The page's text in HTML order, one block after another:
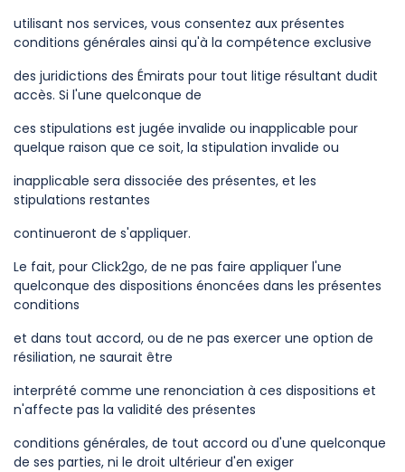
utilisant nos services, vous consentez aux présentes
conditions générales ainsi qu'à la compétence exclusive
des juridictions des Émirats pour tout litige résultant dudit
accès. Si l'une quelconque de
ces stipulations est jugée invalide ou inapplicable pour
quelque raison que ce soit, la stipulation invalide ou
inapplicable sera dissociée des présentes, et les
stipulations restantes
continueront de s'appliquer.
Le fait, pour Click2go, de ne pas faire appliquer l'une
quelconque des dispositions énoncées dans les présentes
conditions
et dans tout accord, ou de ne pas exercer une option de
résiliation, ne saurait être
interprété comme une renonciation à ces dispositions et
n'affecte pas la validité des présentes
conditions générales, de tout accord ou d'une quelconque
de ses parties, ni le droit ultérieur d'en exiger